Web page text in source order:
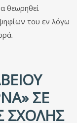
θεωρηθεί
του εν λόγω
ΣΕ
ΣΧΟΛΉΣ